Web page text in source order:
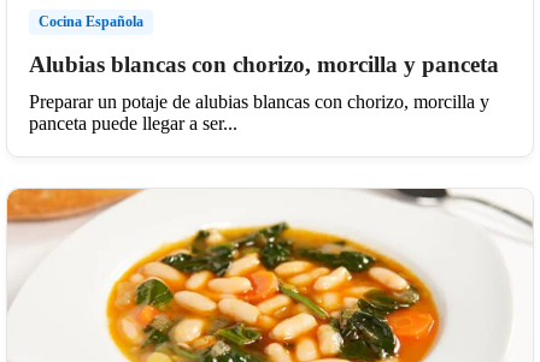
Cocina Española
Alubias blancas con chorizo, morcilla y panceta
Preparar un potaje de alubias blancas con chorizo, morcilla y
panceta puede llegar a ser...